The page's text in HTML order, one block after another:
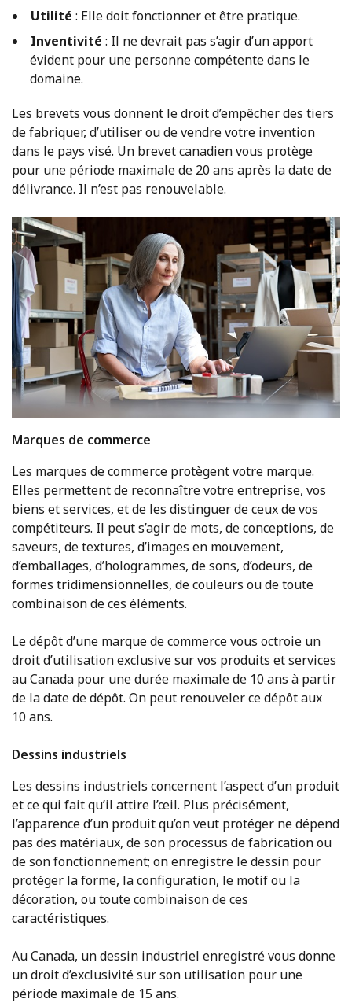
Utilité : Elle doit fonctionner et être pratique.
Inventivité : Il ne devrait pas s’agir d’un apport
évident pour une personne compétente dans le
domaine.
Les brevets vous donnent le droit d’empêcher des tiers
de fabriquer, d’utiliser ou de vendre votre invention
dans le pays visé. Un brevet canadien vous protège
pour une période maximale de 20 ans après la date de
délivrance. Il n’est pas renouvelable.
Marques de commerce
Les marques de commerce protègent votre marque.
Elles permettent de reconnaître votre entreprise, vos
biens et services, et de les distinguer de ceux de vos
compétiteurs. Il peut s’agir de mots, de conceptions, de
saveurs, de textures, d’images en mouvement,
d’emballages, d’hologrammes, de sons, d’odeurs, de
formes tridimensionnelles, de couleurs ou de toute
combinaison de ces éléments.
Le dépôt d’une marque de commerce vous octroie un
droit d’utilisation exclusive sur vos produits et services
au Canada pour une durée maximale de 10 ans à partir
de la date de dépôt. On peut renouveler ce dépôt aux
10 ans.
Dessins industriels
Les dessins industriels concernent l’aspect d’un produit
et ce qui fait qu’il attire l’œil. Plus précisément,
l’apparence d’un produit qu’on veut protéger ne dépend
pas des matériaux, de son processus de fabrication ou
de son fonctionnement; on enregistre le dessin pour
protéger la forme, la configuration, le motif ou la
décoration, ou toute combinaison de ces
caractéristiques.
Au Canada, un dessin industriel enregistré vous donne
un droit d’exclusivité sur son utilisation pour une
période maximale de 15 ans.